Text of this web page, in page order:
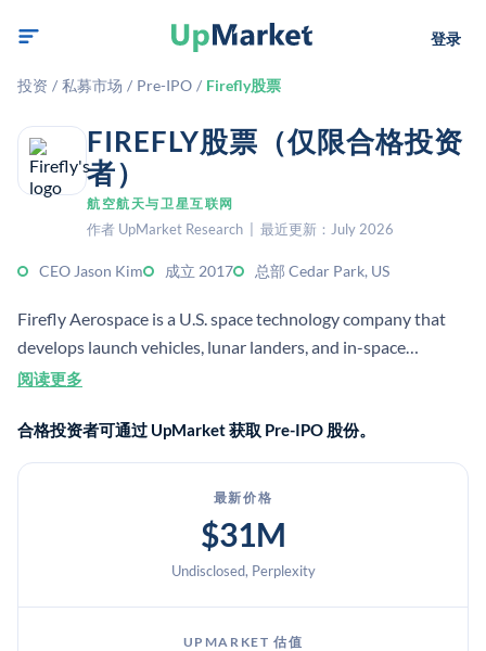
登录
投资 / 私募市场 / Pre-IPO / Firefly股票
FIREFLY股票（仅限合格投资
者）
航空航天与卫星互联网
作者 UpMarket Research | 最近更新：July 2026
CEO Jason Kim 成立 2017 总部 Cedar Park, US
Firefly Aerospace is a U.S. space technology company that
develops launch vehicles, lunar landers, and in-space
spacecraft systems. It became a public company in 2025 and
阅读更多
合格投资者可通过 UpMarket 获取 Pre-IPO 股份。
最新价格
$31M
Undisclosed, Perplexity
UPMARKET 估值